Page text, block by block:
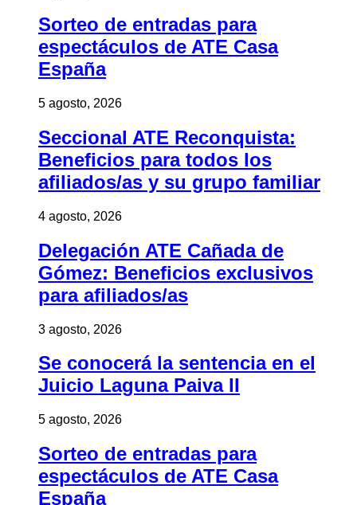
Sorteo de entradas para
espectáculos de ATE Casa
España
5 agosto, 2026
Seccional ATE Reconquista:
Beneficios para todos los
afiliados/as y su grupo familiar
4 agosto, 2026
Delegación ATE Cañada de
Gómez: Beneficios exclusivos
para afiliados/as
3 agosto, 2026
Se conocerá la sentencia en el
Juicio Laguna Paiva II
5 agosto, 2026
Sorteo de entradas para
espectáculos de ATE Casa
España